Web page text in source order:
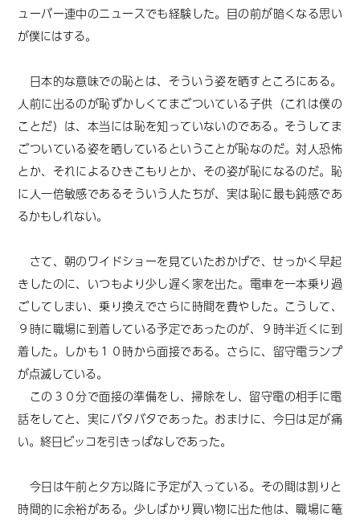
ューバー連中のニュースでも経験した。目の前が暗くなる思い
が僕にはする。
日本的な意味での恥とは、そういう姿を晒すところにある。
人前に出るのが恥ずかしくてまごついている子供（これは僕の
ことだ）は、本当には恥を知っていないのである。そうしてま
ごついている姿を晒しているということが恥なのだ。対人恐怖
とか、それによるひきこもりとか、その姿が恥になるのだ。恥
に人一倍敏感であるそういう人たちが、実は恥に最も鈍感であ
るかもしれない。
さて、朝のワイドショーを見ていたおかげで、せっかく早起
きしたのに、いつもより少し遅く家を出た。電車を一本乗り過
ごしてしまい、乗り換えでさらに時間を費やした。こうして、
９時に職場に到着している予定であったのが、９時半近くに到
着した。しかも１０時から面接である。さらに、留守電ランプ
が点滅している。
この３０分で面接の準備をし、掃除をし、留守電の相手に電
話をしてと、実にバタバタであった。おまけに、今日は足が痛
い。終日ビッコを引きっぱなしであった。
今日は午前と夕方以降に予定が入っている。その間は割りと
時間的に余裕がある。少しばかり買い物に出た他は、職場に篭